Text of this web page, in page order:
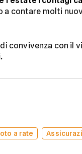
contare molti
convivenza con il
a rate